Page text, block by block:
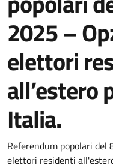
2025 –
elettori
all’estero
Italia.
Dettagli
Referendum popolari del
elettori residenti